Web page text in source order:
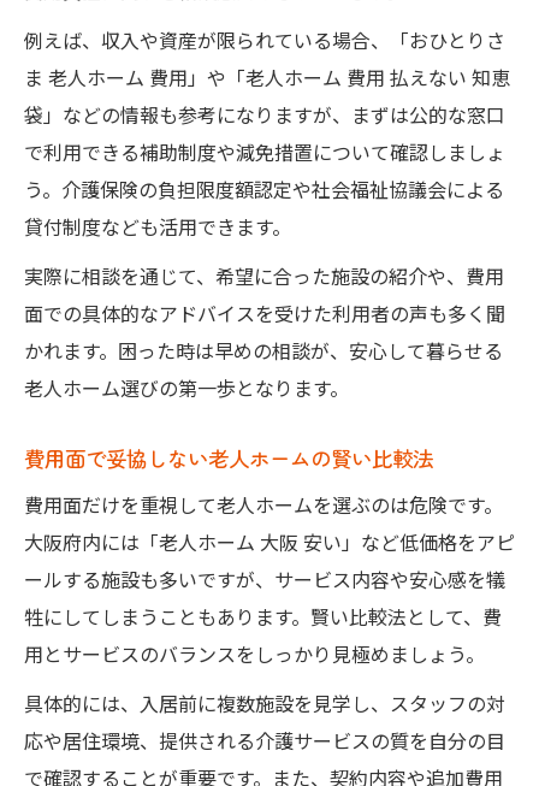
例えば、収入や資産が限られている場合、「おひとりさ
ま 老人ホーム 費用」や「老人ホーム 費用 払えない 知恵
袋」などの情報も参考になりますが、まずは公的な窓口
で利用できる補助制度や減免措置について確認しましょ
う。介護保険の負担限度額認定や社会福祉協議会による
貸付制度なども活用できます。
実際に相談を通じて、希望に合った施設の紹介や、費用
面での具体的なアドバイスを受けた利用者の声も多く聞
かれます。困った時は早めの相談が、安心して暮らせる
老人ホーム選びの第一歩となります。
費用面で妥協しない老人ホームの賢い比較法
費用面だけを重視して老人ホームを選ぶのは危険です。
大阪府内には「老人ホーム 大阪 安い」など低価格をアピ
ールする施設も多いですが、サービス内容や安心感を犠
牲にしてしまうこともあります。賢い比較法として、費
用とサービスのバランスをしっかり見極めましょう。
具体的には、入居前に複数施設を見学し、スタッフの対
応や居住環境、提供される介護サービスの質を自分の目
で確認することが重要です。また、契約内容や追加費用